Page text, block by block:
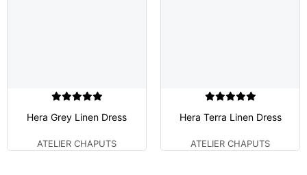
Hera Grey Linen Dress
ATELIER CHAPUTS
Hera Terra Linen Dress
ATELIER CHAPUTS